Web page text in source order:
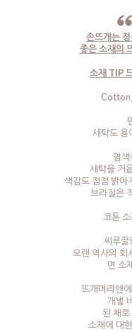
손뜨개는
좋은 소재의
소재 TIP
세탁도 용
염
세탁을 거
색감도 점점 밝아
브라질은
코튼
씨루
오랜 역사의 회
면 소
뜨개머리앤
개별
된 채로
소재에 대